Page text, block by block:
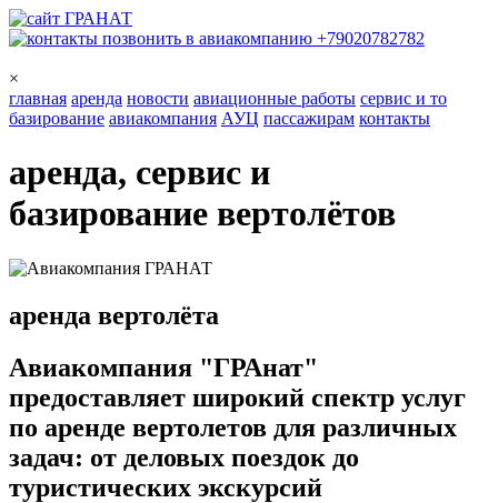
+79020782782
×
главная аренда новости авиационные работы сервис и то
базирование авиакомпания АУЦ пассажирам контакты
аренда, сервис и
базирование вертолётов
аренда вертолёта
Авиакомпания "ГРАнат"
предоставляет широкий спектр услуг
по аренде вертолетов для различных
задач: от деловых поездок до
туристических экскурсий